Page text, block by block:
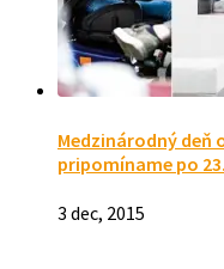
Medzinárodný
pripomíname po
3 dec, 2015